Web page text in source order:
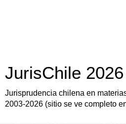
JurisChile 2026
Jurisprudencia chilena en
2003-2026 (sitio se ve completo